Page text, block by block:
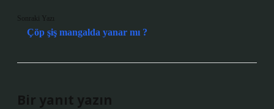
Sonraki Yazı
Çöp şiş mangalda yanar mı ?
Bir yanıt yazın